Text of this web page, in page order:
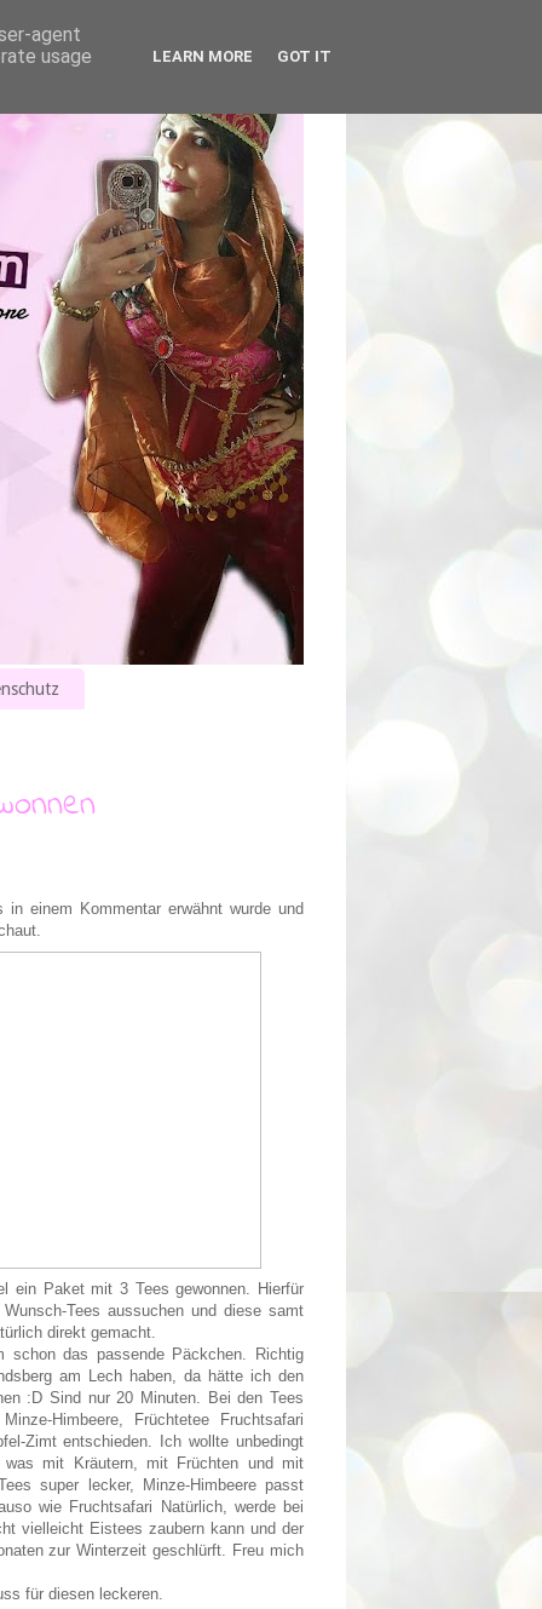
einem Kommentar erwähnt wurde und
ein Paket mit 3 Tees gewonnen. Hierfür
Tees aussuchen und diese samt
direkt gemacht.
schon das passende Päckchen. Richtig
am Lech haben, da hätte ich den
:D Sind nur 20 Minuten. Bei den Tees
Himbeere, Früchtetee Fruchtsafari
Zimt entschieden. Ich wollte unbedingt
was mit Kräutern, mit Früchten und mit
super lecker, Minze-Himbeere passt
wie Fruchtsafari Natürlich, werde bei
vielleicht Eistees zaubern kann und der
zur Winterzeit geschlürft. Freu mich
für diesen leckeren.
agent
usage
LEARN MORE GOT IT